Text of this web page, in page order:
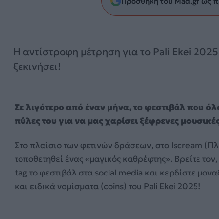
Η αντίστροφη μέτρηση για το Pali Ekei 2025
ξεκινήσει!
Σε λιγότερο από έναν μήνα, το φεστιβάλ που
πύλες του για να μας χαρίσει ξέφρενες
Στο πλαίσιο των φετινών δράσεων, στο Iscream
τοποθετηθεί ένας «μαγικός καθρέφτης». Βρείτε
tag το φεστιβάλ στα social media και κερδίστε
και ειδικά νομίσματα (coins) του Pali Ekei 2025!